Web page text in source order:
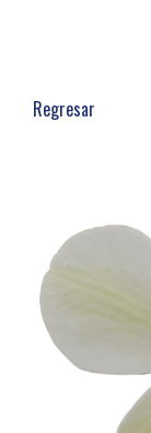
Regresar